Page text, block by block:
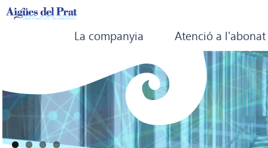
La companyia Atenció a l'abonat